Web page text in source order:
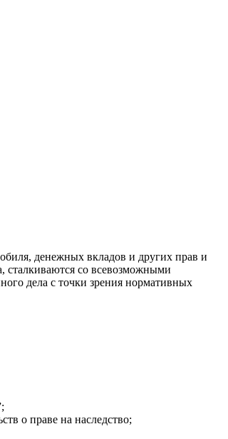
денежных вкладов и других прав и
сталкиваются со всевозможными
дела с точки зрения нормативных
о праве на наследство;